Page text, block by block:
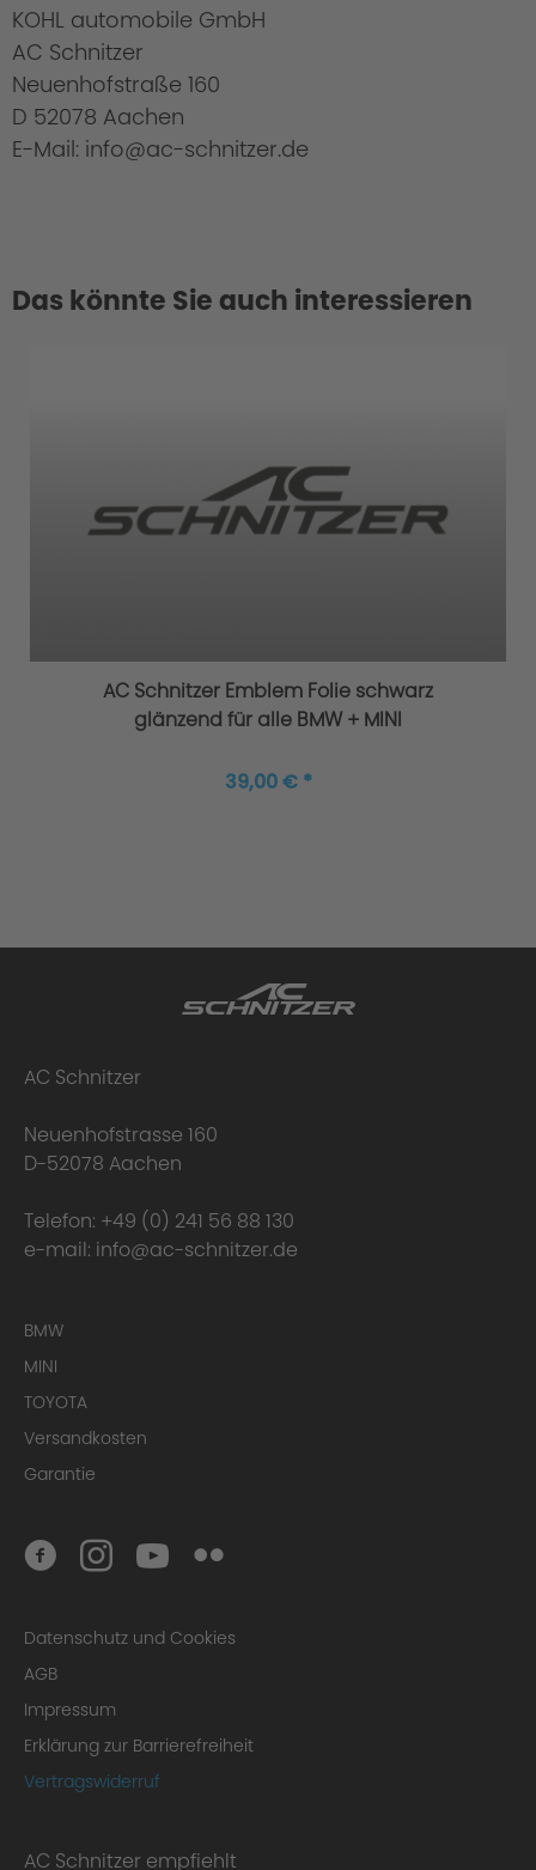
KOHL automobile GmbH
AC Schnitzer
Neuenhofstraße 160
D 52078 Aachen
E-Mail: info@ac-schnitzer.de
Das könnte Sie auch interessieren
AC Schnitzer Emblem Folie schwarz
glänzend für alle BMW + MINI
39,00 € *
AC Schnitzer
Neuenhofstrasse 160
D-52078 Aachen
Telefon: +49 (0) 241 56 88 130
e-mail: info@ac-schnitzer.de
BMW
MINI
TOYOTA
Versandkosten
Garantie
Datenschutz und Cookies
AGB
Impressum
Erklärung zur Barrierefreiheit
Vertragswiderruf
AC Schnitzer empfiehlt